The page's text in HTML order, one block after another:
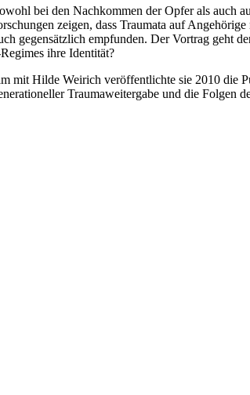
bei den Nachkommen der Opfer als auch
zeigen, dass Traumata auf
gegensätzlich empfunden. Der Vortrag geht
ihre Identität?
mit Hilde Weirich veröffentlichte sie 2010 die
Traumaweitergabe und die Folgen